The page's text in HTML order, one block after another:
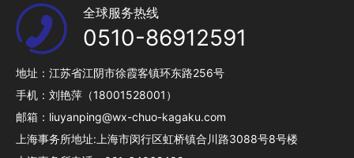
全球服务热线
0510-86912591
地址：江苏省江阴市徐霞客镇环东路256号
手机：刘艳萍（18001528001）
邮箱：liuyanping@wx-chuo-kagaku.com
上海事务所地址:上海市闵行区虹桥镇合川路3088号8号楼